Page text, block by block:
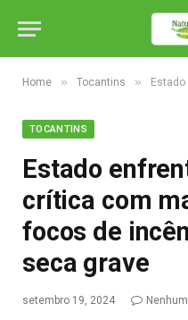
Home » Tocantins » Estado
TOCANTINS
Estado
crítica com
focos de
seca grave
setembro 19, 2024